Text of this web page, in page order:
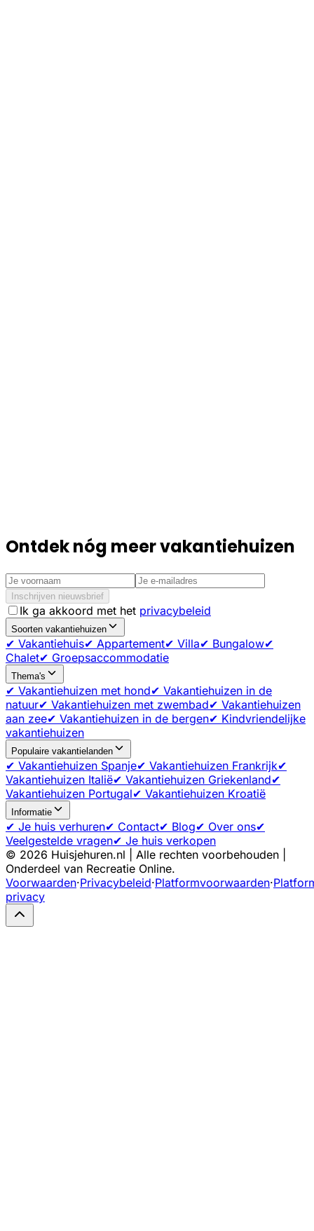
Ontdek nóg meer vakantiehuizen
Inschrijven nieuwsbrief
Ik ga akkoord met het privacybeleid
Soorten vakantiehuizen
✔ Vakantiehuis✔ Appartement✔ Villa✔ Bungalow✔
Chalet✔ Groepsaccommodatie
Thema's
✔ Vakantiehuizen met hond✔ Vakantiehuizen in de
natuur✔ Vakantiehuizen met zwembad✔ Vakantiehuizen
aan zee✔ Vakantiehuizen in de bergen✔ Kindvriendelijke
vakantiehuizen
Populaire vakantielanden
✔ Vakantiehuizen Spanje✔ Vakantiehuizen Frankrijk✔
Vakantiehuizen Italië✔ Vakantiehuizen Griekenland✔
Vakantiehuizen Portugal✔ Vakantiehuizen Kroatië
Informatie
✔ Je huis verhuren✔ Contact✔ Blog✔ Over ons✔
Veelgestelde vragen✔ Je huis verkopen
© 2026 Huisjehuren.nl | Alle rechten voorbehouden |
Onderdeel van Recreatie Online.
Voorwaarden·Privacybeleid·Platformvoorwaarden·
privacy